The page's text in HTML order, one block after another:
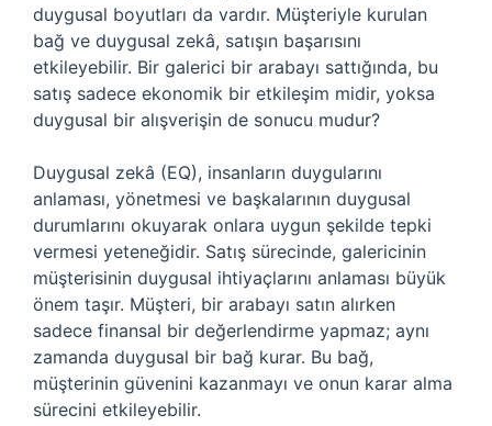
duygusal boyutları da vardır. Müşteriyle kurulan
bağ ve duygusal zekâ, satışın başarısını
etkileyebilir. Bir galerici bir arabayı sattığında, bu
satış sadece ekonomik bir etkileşim midir, yoksa
duygusal bir alışverişin de sonucu mudur?
Duygusal zekâ (EQ), insanların duygularını
anlaması, yönetmesi ve başkalarının duygusal
durumlarını okuyarak onlara uygun şekilde tepki
vermesi yeteneğidir. Satış sürecinde, galericinin
müşterisinin duygusal ihtiyaçlarını anlaması büyük
önem taşır. Müşteri, bir arabayı satın alırken
sadece finansal bir değerlendirme yapmaz; aynı
zamanda duygusal bir bağ kurar. Bu bağ,
müşterinin güvenini kazanmayı ve onun karar alma
sürecini etkileyebilir.